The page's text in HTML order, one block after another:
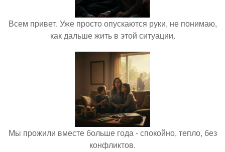
Всем привет. Уже просто опускаются руки, не понимаю,
как дальше жить в этой ситуации.
Мы прожили вместе больше года - спокойно, тепло, без
конфликтов.